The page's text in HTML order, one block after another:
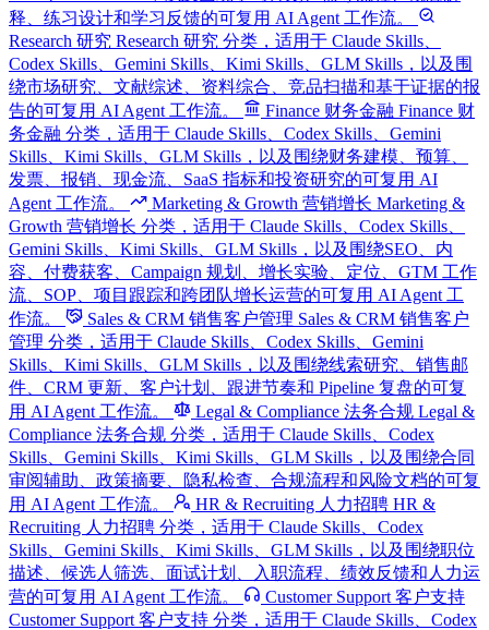
释、练习设计和学习反馈的可复用 AI Agent 工作流。
Research 研究 Research 研究 分类，适用于 Claude Skills、
Codex Skills、Gemini Skills、Kimi Skills、GLM Skills，以及围
绕市场研究、文献综述、资料综合、竞品扫描和基于证据的报
告的可复用 AI Agent 工作流。
Finance 财务金融 Finance 财
务金融 分类，适用于 Claude Skills、Codex Skills、Gemini
Skills、Kimi Skills、GLM Skills，以及围绕财务建模、预算、
发票、报销、现金流、SaaS 指标和投资研究的可复用 AI
Agent 工作流。
Marketing & Growth 营销增长 Marketing &
Growth 营销增长 分类，适用于 Claude Skills、Codex Skills、
Gemini Skills、Kimi Skills、GLM Skills，以及围绕SEO、内
容、付费获客、Campaign 规划、增长实验、定位、GTM 工作
流、SOP、项目跟踪和跨团队增长运营的可复用 AI Agent 工
作流。
Sales & CRM 销售客户管理 Sales & CRM 销售客户
管理 分类，适用于 Claude Skills、Codex Skills、Gemini
Skills、Kimi Skills、GLM Skills，以及围绕线索研究、销售邮
件、CRM 更新、客户计划、跟进节奏和 Pipeline 复盘的可复
用 AI Agent 工作流。
Legal & Compliance 法务合规 Legal &
Compliance 法务合规 分类，适用于 Claude Skills、Codex
Skills、Gemini Skills、Kimi Skills、GLM Skills，以及围绕合同
审阅辅助、政策摘要、隐私检查、合规流程和风险文档的可复
用 AI Agent 工作流。
HR & Recruiting 人力招聘 HR &
Recruiting 人力招聘 分类，适用于 Claude Skills、Codex
Skills、Gemini Skills、Kimi Skills、GLM Skills，以及围绕职位
描述、候选人筛选、面试计划、入职流程、绩效反馈和人力运
营的可复用 AI Agent 工作流。
Customer Support 客户支持
Customer Support 客户支持 分类，适用于 Claude Skills、Codex